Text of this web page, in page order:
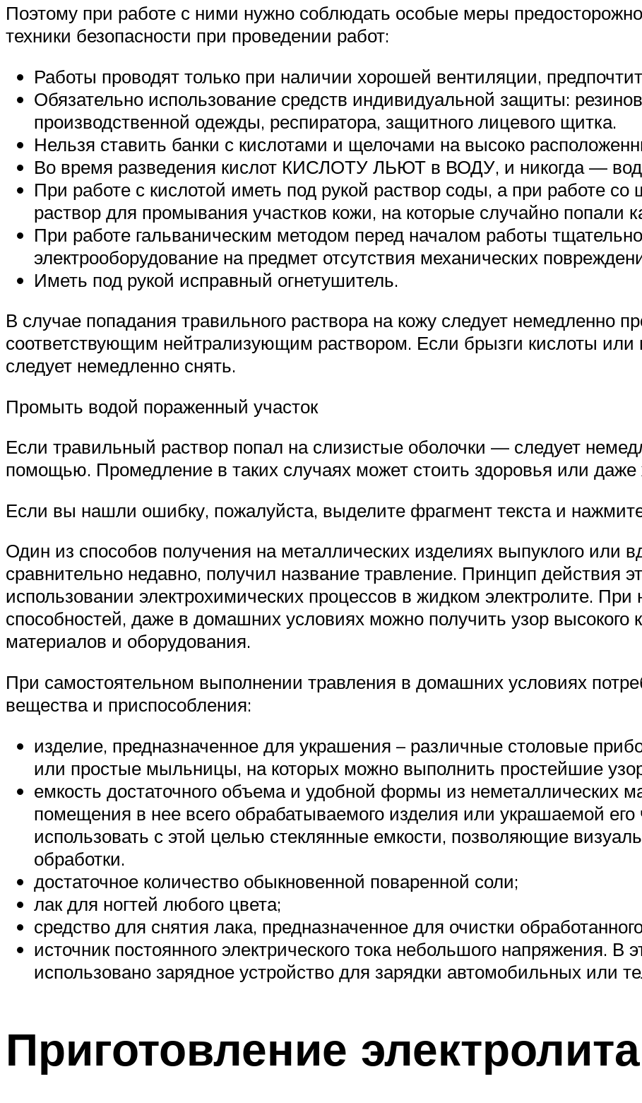
Поэтому при работе с ними нужно соблюдать особые меры
техники безопасности при проведении работ:
Работы проводят только при наличии хорошей вентиляции,
Обязательно использование средств индивидуальной защиты:
производственной одежды, респиратора, защитного лицевого щитка.
Нельзя ставить банки с кислотами и щелочами на высоко
Во время разведения кислот КИСЛОТУ ЛЬЮТ в ВОДУ, и никогда —
При работе с кислотой иметь под рукой раствор соды, а при работе
раствор для промывания участков кожи, на которые случайно попали
При работе гальваническим методом перед началом работы
электрооборудование на предмет отсутствия механических
Иметь под рукой исправный огнетушитель.
В случае попадания травильного раствора на кожу следует немедленно
соответствующим нейтрализующим раствором. Если брызги кислоты
следует немедленно снять.
Промыть водой пораженный участок
Если травильный раствор попал на слизистые оболочки — следует
помощью. Промедление в таких случаях может стоить здоровья или даже
Если вы нашли ошибку, пожалуйста, выделите фрагмент текста и
Один из способов получения на металлических изделиях выпуклого или
сравнительно недавно, получил название травление. Принцип действия
использовании электрохимических процессов в жидком электролите.
способностей, даже в домашних условиях можно получить узор
материалов и оборудования.
При самостоятельном выполнении травления в домашних условиях
вещества и приспособления:
изделие, предназначенное для украшения – различные столовые
или простые мыльницы, на которых можно выполнить простейшие
емкость достаточного объема и удобной формы из неметаллических
помещения в нее всего обрабатываемого изделия или украшаемой
использовать с этой целью стеклянные емкости, позволяющие
обработки.
достаточное количество обыкновенной поваренной соли;
лак для ногтей любого цвета;
средство для снятия лака, предназначенное для очистки
источник постоянного электрического тока небольшого напряжения. В
использовано зарядное устройство для зарядки автомобильных или
Приготовление электролита